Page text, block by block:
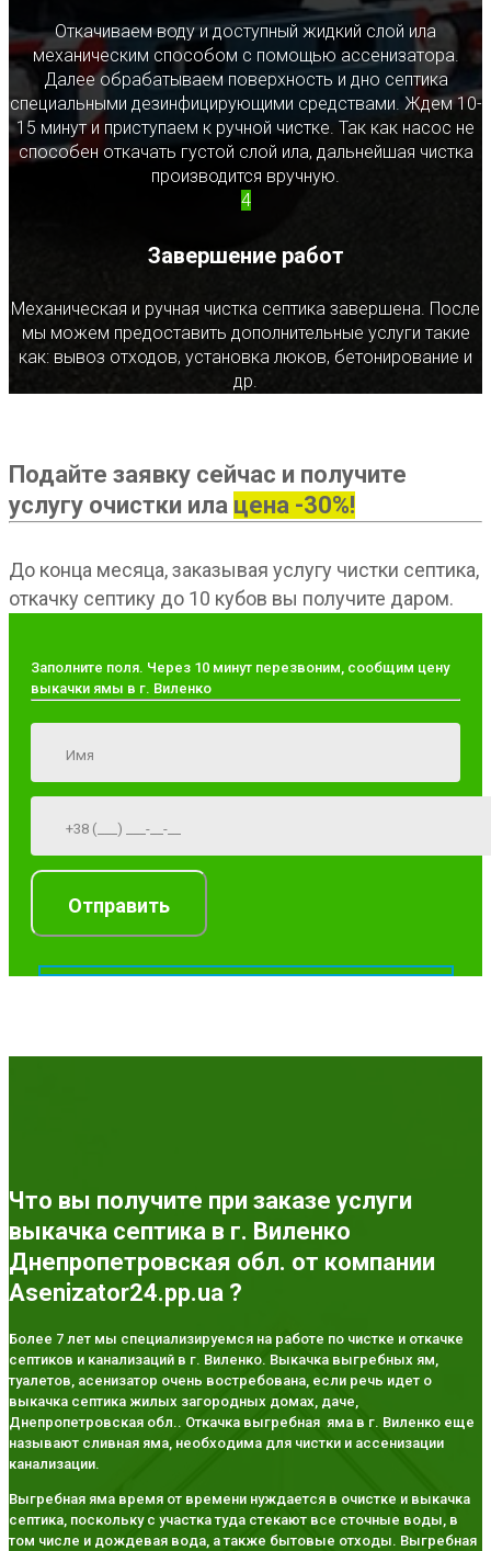
Откачиваем воду и доступный жидкий слой ила
механическим способом с помощью ассенизатора.
Далее обрабатываем поверхность и дно септика
специальными дезинфицирующими средствами. Ждем 10-
15 минут и приступаем к ручной чистке. Так как насос не
способен откачать густой слой ила, дальнейшая чистка
производится вручную.
4
Завершение работ
Механическая и ручная чистка септика завершена. После
мы можем предоставить дополнительные услуги такие
как: вывоз отходов, установка люков, бетонирование и
др.
Подайте заявку сейчас и получите
услугу очистки ила цена -30%!
До конца месяца, заказывая услугу чистки септика,
откачку септику до 10 кубов вы получите даром.
Заполните поля. Через 10 минут перезвоним, сообщим цену
выкачки ямы в г. Виленко
Что вы получите при заказе услуги
выкачка септика в г. Виленко
Днепропетровская обл. от компании
Asenizator24.pp.ua ?
Более 7 лет мы специализируемся на работе по чистке и откачке
септиков и канализаций в г. Виленко. Выкачка выгребных ям,
туалетов, асенизатор очень востребована, если речь идет о
выкачка септика жилых загородных домах, даче,
Днепропетровская обл.. Откачка выгребная яма в г. Виленко еще
называют сливная яма, необходима для чистки и ассенизации
канализации.
Выгребная яма время от времени нуждается в очистке и выкачка
септика, поскольку с участка туда стекают все сточные воды, в
том числе и дождевая вода, а также бытовые отходы. Выгребная